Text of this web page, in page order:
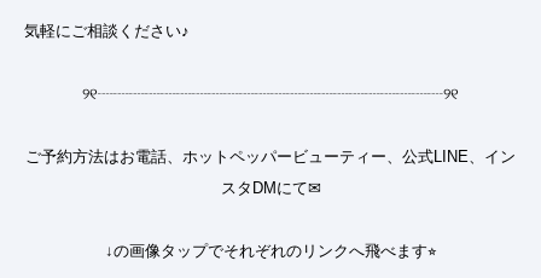
気軽にご相談ください♪
୨୧┈┈┈┈┈┈┈┈┈┈┈┈┈┈┈┈┈┈┈┈┈┈୨୧
ご予約方法はお電話、ホットペッパービューティー、公式LINE、イン
スタDMにて✉︎
↓の画像タップでそれぞれのリンクへ飛べます⭐︎